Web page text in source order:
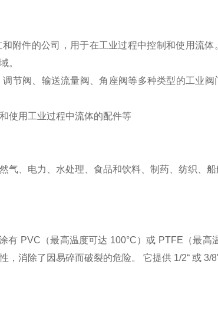
附件的公司，用于在工业过程中控制和使用流体
。
节阀、输送流量阀、角座阀等多种类型的工业
使用工业过程中流体的配件等
气、电力、水处理、食品和饮料、制药、纺织、
有 PVC（最高温度可达 100°C）或 PTFE（最高
消除了因易碎而破裂的危险。 它提供 1/2“ 或 3/